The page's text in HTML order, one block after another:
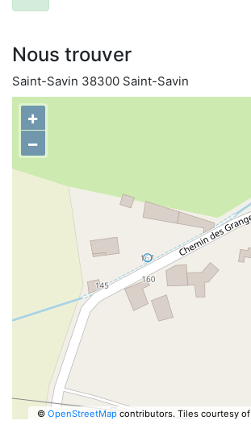
Nous trouver
Saint-Savin 38300 Saint-Savin
+
−
© OpenStreetMapcontributors. Tiles courtesy of